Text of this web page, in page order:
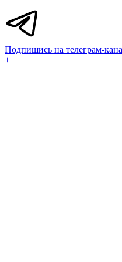
Подпишись на телеграм-
+